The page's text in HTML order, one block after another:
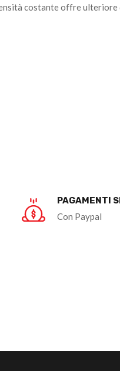
costante offre
PAGAMENTI
Con Paypal